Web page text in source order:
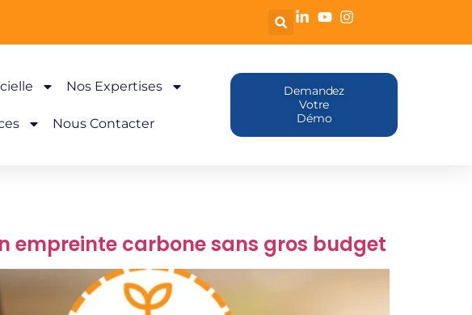
Nos Expertises
Nous Contacter
Demandez
Votre
Démo
empreinte carbone sans gros budget